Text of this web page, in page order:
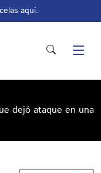
aquí.
dejó ataque en una